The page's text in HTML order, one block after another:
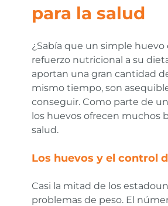
para la salud
¿Sabía que un simple huevo
refuerzo nutricional a su
aportan una gran cantidad
mismo tiempo, son
conseguir. Como parte de
los huevos ofrecen muchos
salud.
Los huevos y el control
Casi la mitad de los
problemas de peso. El